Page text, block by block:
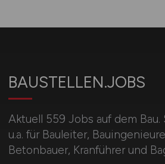
BAUSTELLEN.JOBS
Aktuell 559 Jobs auf dem
u.a. für Bauleiter,
Betonbauer, Kranführer und